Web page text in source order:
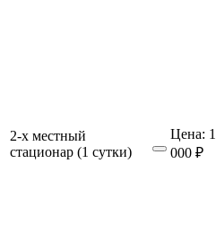
2-х местный
стационар (1 сутки)
Цена:
000 ₽